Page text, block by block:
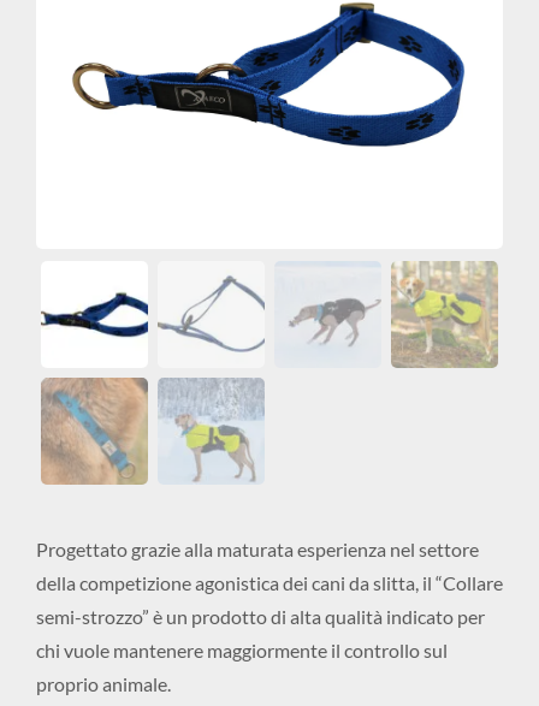
Progettato grazie alla maturata esperienza nel settore
della competizione agonistica dei cani da slitta, il “Collare
semi-strozzo” è un prodotto di alta qualità indicato per
chi vuole mantenere maggiormente il controllo sul
proprio animale.